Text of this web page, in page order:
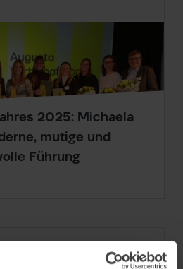
2025: Michaela
mutige und
Führung